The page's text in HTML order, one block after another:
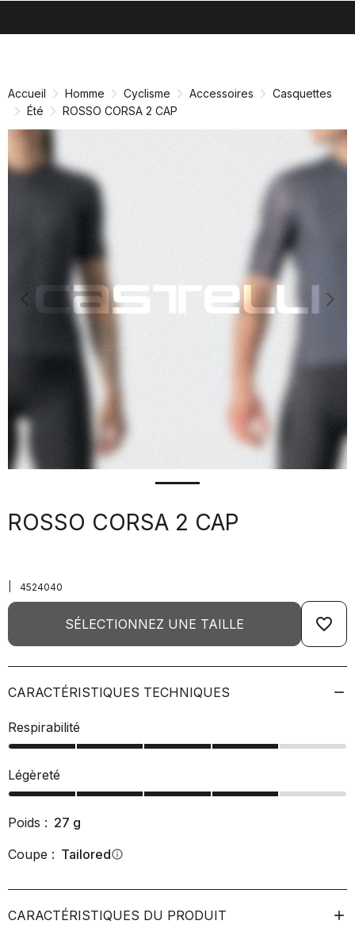
directement
navigation
directement
Accueil Homme Cyclisme Accessoires
Casquettes
Été
ROSSO CORSA 2 CAP
Previous
ROSSO CORSA 2 CAP
4524040
SÉLECTIONNEZ UNE TAILLE favorite_border
CARACTÉRISTIQUES TECHNIQUES
Respirabilité
Légèreté
Poids : 27 g
Coupe : Tailoredinfo
CARACTÉRISTIQUES DU PRODUIT